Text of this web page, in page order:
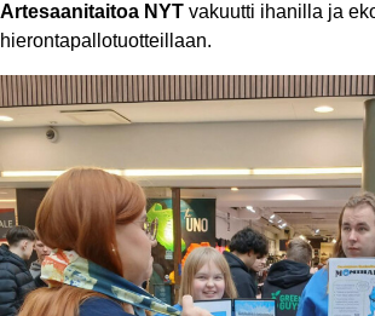
Artesaanitaitoa NYT vakuutti ihanilla ja
hierontapallotuotteillaan.